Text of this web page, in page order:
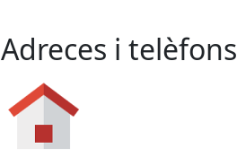
Adreces i telèfons